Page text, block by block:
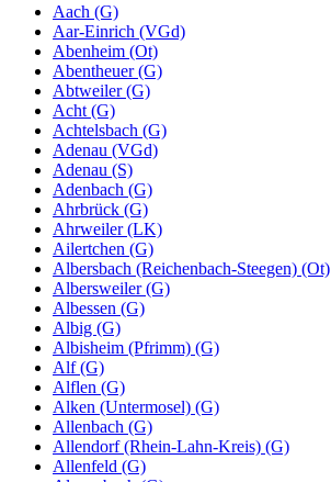
Aach (G)
Aar-Einrich (VGd)
Abenheim (Ot)
Abentheuer (G)
Abtweiler (G)
Acht (G)
Achtelsbach (G)
Adenau (VGd)
Adenau (S)
Adenbach (G)
Ahrbrück (G)
Ahrweiler (LK)
Ailertchen (G)
Albersbach (Reichenbach-Steegen) (Ot)
Albersweiler (G)
Albessen (G)
Albig (G)
Albisheim (Pfrimm) (G)
Alf (G)
Alflen (G)
Alken (Untermosel) (G)
Allenbach (G)
Allendorf (Rhein-Lahn-Kreis) (G)
Allenfeld (G)